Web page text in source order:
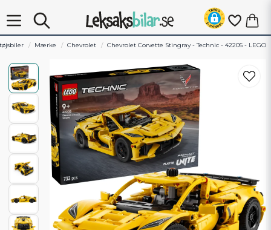
Mærke Chevrolet Chevrolet Corvette Stingray - Technic - 42205 - LEGO